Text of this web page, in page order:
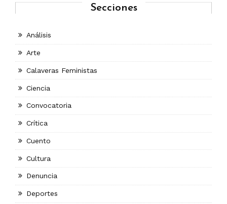
Secciones
Análisis
Arte
Calaveras Feministas
Ciencia
Convocatoria
Crítica
Cuento
Cultura
Denuncia
Deportes